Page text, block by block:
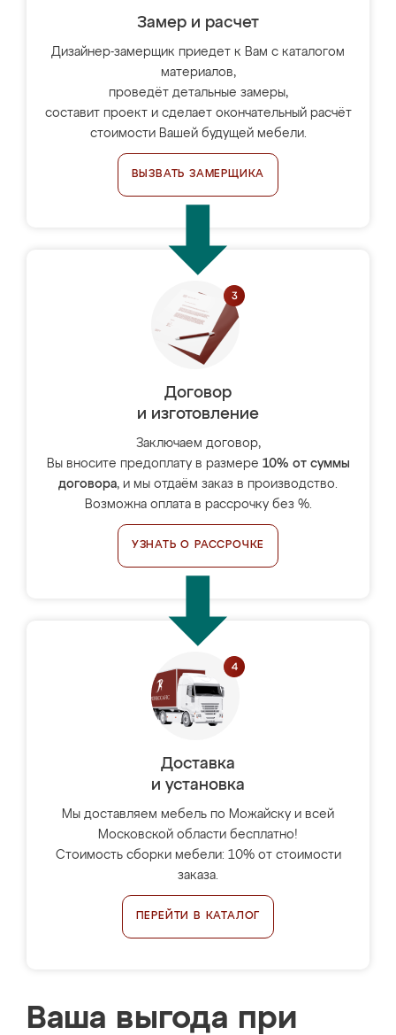
Замер и расчет
Дизайнер-замерщик приедет к Вам с каталогом
материалов,
проведёт детальные замеры,
составит проект и сделает окончательный расчёт
стоимости Вашей будущей мебели.
ВЫЗВАТЬ ЗАМЕРЩИКА
Договор
и изготовление
Заключаем договор,
Вы вносите предоплату в размере 10% от суммы
договора, и мы отдаём заказ в производство.
Возможна оплата в рассрочку без %.
УЗНАТЬ О РАССРОЧКЕ
Доставка
и установка
Мы доставляем мебель по Можайску и всей
Московской области бесплатно!
Стоимость сборки мебели: 10% от стоимости
заказа.
ПЕРЕЙТИ В КАТАЛОГ
Ваша выгода при